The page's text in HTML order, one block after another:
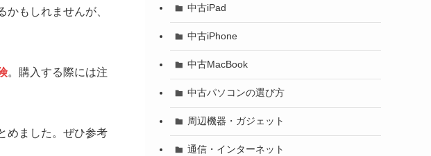
かもしれませんが、
。購入する際には注
めました。ぜひ参考
中古iPad
中古iPhone
中古MacBook
中古パソコンの選び方
周辺機器・ガジェット
通信・インターネット